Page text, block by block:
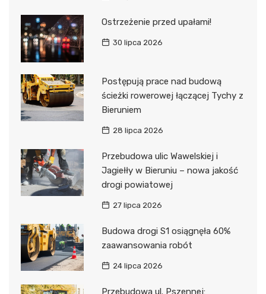
Ostrzeżenie przed upałami!
30 lipca 2026
Postępują prace nad budową
ścieżki rowerowej łączącej Tychy z
Bieruniem
28 lipca 2026
Przebudowa ulic Wawelskiej i
Jagiełły w Bieruniu – nowa jakość
drogi powiatowej
27 lipca 2026
Budowa drogi S1 osiągnęła 60%
zaawansowania robót
24 lipca 2026
Przebudowa ul. Pszennej: